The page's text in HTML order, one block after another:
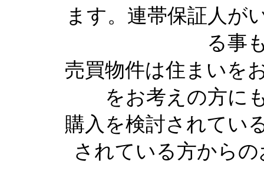
ます。連帯保証人が
る事
売買物件は住まいを
をお考えの方に
購入を検討されてい
されている方から